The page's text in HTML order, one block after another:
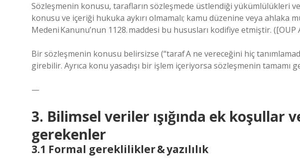
Sözleşmenin konusu, tarafların sözleşmede üstlendiği yükümlülükleri ve
konusu ve içeriği hukuka aykırı olmamalı; kamu düzenine veya ahlaka
Medeni Kanunu’nun 1128. maddesi bu hususları kodifiye etmiştir. ([OUP
Bir sözleşmenin konusu belirsizse (“taraf A ne vereceğini hiç
girebilir. Ayrıca konu yasadışı bir işlem içeriyorsa sözleşmenin tamamı
—
3. Bilimsel veriler ışığında ek koşullar
gerekenler
3.1 Formal gereklilikler & yazılılık